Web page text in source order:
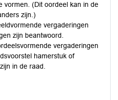
vormen. (Dit oordeel kan in de
zijn.)
vergaderingen
zijn beantwoord.
vergaderingen
hamerstuk of
in de raad.